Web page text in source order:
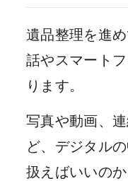
遺品整理を進
話やスマート
ります。
写真や動画、
ど、デジタル
扱えばいいの